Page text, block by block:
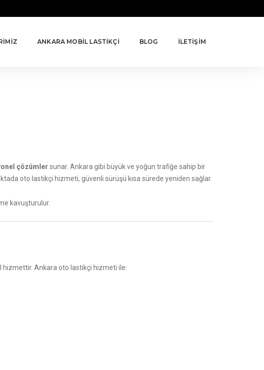
ANKARA MOBİL LASTİKÇİ BLOG İLETİŞİM
çözümler sunar. Ankara gibi büyük ve yoğun trafiğe sahip bir
oto lastikçi hizmeti, güvenli sürüşü kısa sürede yeniden sağlar.
kavuşturulur.
hizmettir. Ankara oto lastikçi hizmeti ile: